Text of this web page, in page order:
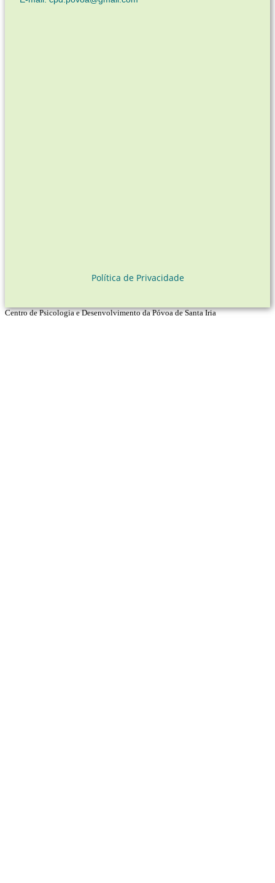
Política de Privacidade
Centro de Psicologia e Desenvolvimento da Póvoa de Santa Iria